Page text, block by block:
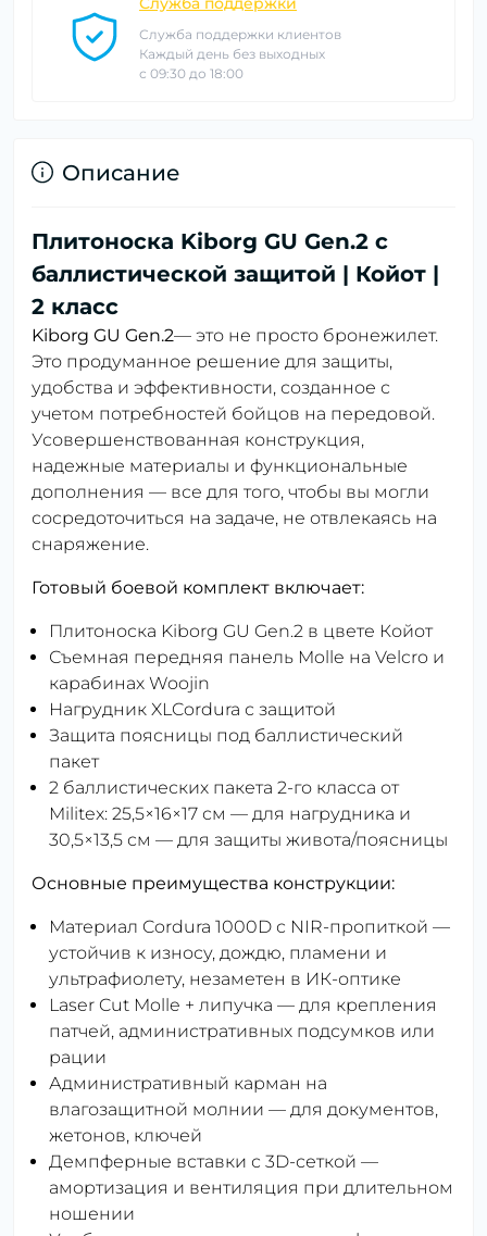
Служба поддержки клиентов
Каждый день без выходных
с 09:30 до 18:00
Описание
Плитоноска Kiborg GU Gen.2 с
баллистической защитой | Койот |
2 класс
Kiborg GU Gen.2— это не просто бронежилет.
Это продуманное решение для защиты,
удобства и эффективности, созданное с
учетом потребностей бойцов на передовой.
Усовершенствованная конструкция,
надежные материалы и функциональные
дополнения — все для того, чтобы вы могли
сосредоточиться на задаче, не отвлекаясь на
снаряжение.
Готовый боевой комплект включает:
Плитоноска Kiborg GU Gen.2 в цвете Койот
Съемная передняя панель Molle на Velcro и
карабинах Woojin
Нагрудник XLCordura с защитой
Защита поясницы под баллистический
пакет
2 баллистических пакета 2-го класса от
Militex: 25,5×16×17 см — для нагрудника и
30,5×13,5 см — для защиты живота/поясницы
Основные преимущества конструкции:
Материал Cordura 1000D с NIR-пропиткой —
устойчив к износу, дождю, пламени и
ультрафиолету, незаметен в ИК-оптике
Laser Cut Molle + липучка — для крепления
патчей, административных подсумков или
рации
Административный карман на
влагозащитной молнии — для документов,
жетонов, ключей
Демпферные вставки с 3D-сеткой —
амортизация и вентиляция при длительном
ношении